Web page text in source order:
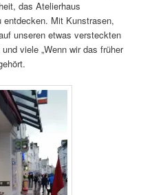
das Atelierhaus
entdecken. Mit Kunstrasen,
unseren etwas versteckten
viele „Wenn wir das früher